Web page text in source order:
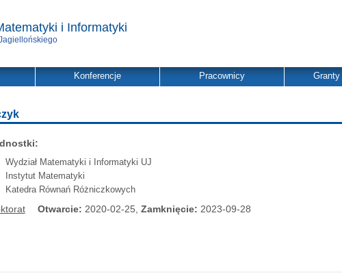
i Informatyki
Konferencje Pracownicy Granty
Wydział Matematyki i Informatyki UJ
Instytut Matematyki
Katedra Równań Różniczkowych
Otwarcie: 2020-02-25, Zamknięcie: 2023-09-28